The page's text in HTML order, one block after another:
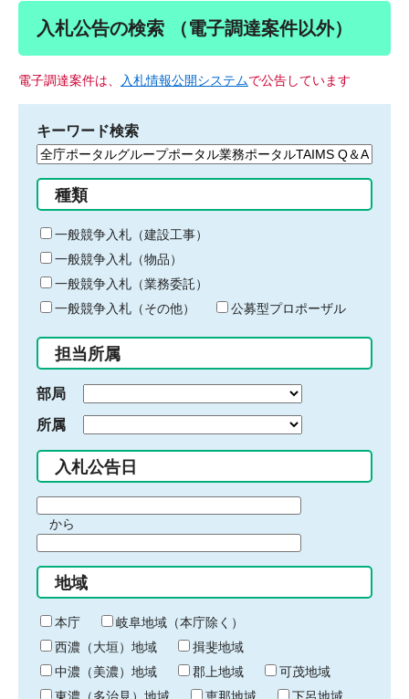
入札公告の検索 （電子調達案件以外）
電子調達案件は、 入札情報公開システムで公告しています
キーワード検索
検
る
キ
ー
ワ
ー
ド
入
力
種類
一般競争入札（建設工事）
一般競争入札（物品）
一般競争入札（業務委託）
一般競争入札（その他）
公募型プロポーザル
担当所属
部局
所属
入札公告日
間
始
り
から
間
終
わ
り
地域
本庁
岐阜地域（本庁除く）
西濃（大垣）地域
揖斐地域
中濃（美濃）地域
郡上地域
可茂地域